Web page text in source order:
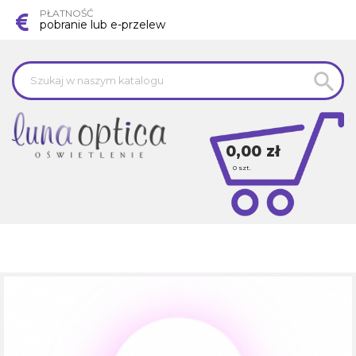
PŁATNOŚĆ
pobranie lub e-przelew

0,00 zł
0 szt.